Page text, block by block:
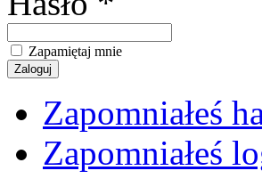
Zapamiętaj mnie
Zapomniałeś
Zapomniałeś